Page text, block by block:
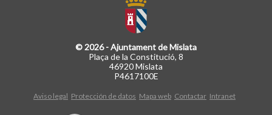
© 2026 - Ajuntament de Mislata
Plaça de la Constitució, 8
46920 Mislata
P4617100E
Aviso legal Protección de datos Mapa web Contactar Intranet